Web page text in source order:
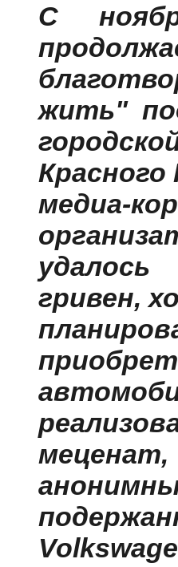
С
жить"
Красного
медиа-
гривен,